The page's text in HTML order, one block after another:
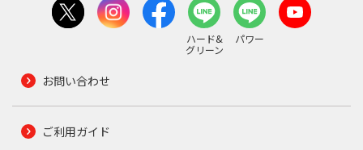
ハード&
グリーン
パワー
お問い合わせ
ご利用ガイド